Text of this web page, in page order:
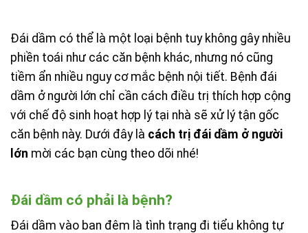
Đái dầm có thể là một loại bệnh tuy không gây nhiều
phiền toái như các căn bệnh khác, nhưng nó cũng
tiềm ẩn nhiều nguy cơ mắc bệnh nội tiết. Bệnh đái
dầm ở người lớn chỉ cần cách điều trị thích hợp cộng
với chế độ sinh hoạt hợp lý tại nhà sẽ xử lý tận gốc
căn bệnh này. Dưới đây là cách trị đái dầm ở người
lớn mời các bạn cùng theo dõi nhé!
Đái dầm có phải là bệnh?
Đái dầm vào ban đêm là tình trạng đi tiểu không tự